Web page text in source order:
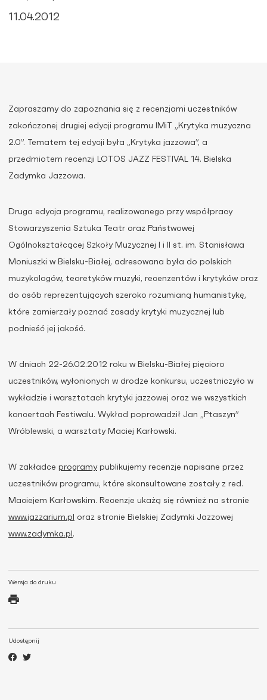
11.04.2012
Wersja do druku
Udostępnij
Zapraszamy do zapoznania się z recenzjami uczestników
zakończonej drugiej edycji programu IMiT „Krytyka muzyczna
2.0”. Tematem tej edycji była „Krytyka jazzowa”, a
przedmiotem recenzji LOTOS JAZZ FESTIVAL 14. Bielska
Zadymka Jazzowa.
Druga edycja programu, realizowanego przy współpracy
Stowarzyszenia Sztuka Teatr oraz Państwowej
Ogólnokształcącej Szkoły Muzycznej I i II st. im. Stanisława
Moniuszki w Bielsku-Białej, adresowana była do polskich
muzykologów, teoretyków muzyki, recenzentów i krytyków oraz
do osób reprezentujących szeroko rozumianą humanistykę,
które zamierzały poznać zasady krytyki muzycznej lub
podnieść jej jakość.
W dniach 22-26.02.2012 roku w Bielsku-Białej pięcioro
uczestników, wyłonionych w drodze konkursu, uczestniczyło w
wykładzie i warsztatach krytyki jazzowej oraz we wszystkich
koncertach Festiwalu. Wykład poprowadził Jan „Ptaszyn”
Wróblewski, a warsztaty Maciej Karłowski.
W zakładce programypublikujemy recenzje napisane przez
uczestników programu, które skonsultowane zostały z red.
Maciejem Karłowskim. Recenzje ukażą się również na stronie
www.jazzarium.pl
oraz stronie Bielskiej Zadymki Jazzowej
www.zadymka.pl .